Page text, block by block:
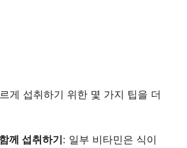
게 섭취하기 위한 몇 가지 팁을 더
께 섭취하기 : 일부 비타민은 식이